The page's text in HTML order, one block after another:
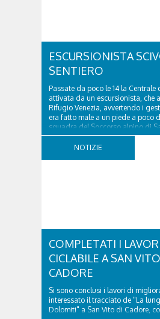
ESCURSIONISTA
SENTIERO
Passate da poco le 14 la Centrale
attivata da un escursionista, che
Rifugio Venezia, avvertendo i
era fatto male a un piede a poco
squadra del Soccorso alpino di
ha quindi raggiunto
NOTIZIE
COMPLETATI I
CICLABILE A SAN
CADORE
Si sono conclusi i lavori di
interessato il tracciato de "La
Dolomiti" a San Vito di Cadore,